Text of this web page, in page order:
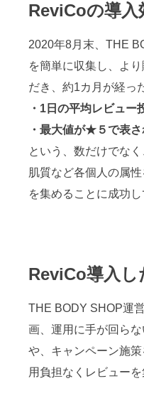
ReviCoの導入
2020年8月末、THE
を簡単に収集し、よ
だき、約1カ月が経っ
・1日の平均レビュー
・最大値が★５で表
という、数だけでな
肌質など各個人の属
を集めることに成功し
ReviCo導入し
THE BODY SHOP運
画、運用に手が回ら
や、キャンペーン施
用負担なくレビュー